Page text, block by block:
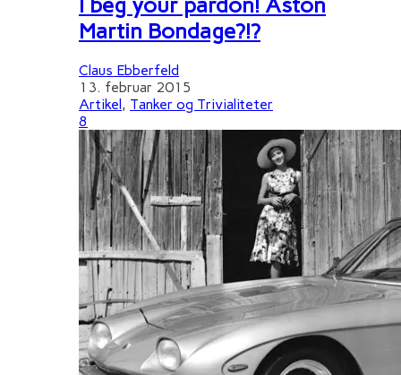
Martin Bondage?!?
Claus Ebberfeld
13. februar 2015
Artikel, Tanker og Trivialiteter
8